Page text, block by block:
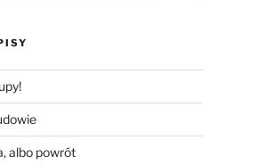
albo powrót